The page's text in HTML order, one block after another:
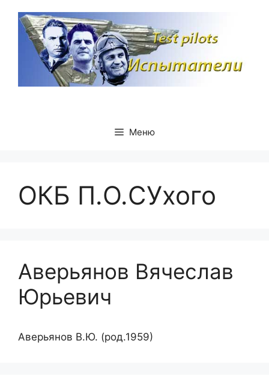
содержимому
Меню
ОКБ П.О.СУхого
Аверьянов Вячеслав
Юрьевич
Аверьянов В.Ю. (род.1959)